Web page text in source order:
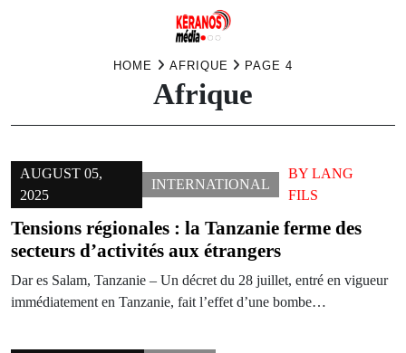
HOME AFRIQUE PAGE 4
Afrique
AUGUST 05,
2025
INTERNATIONAL
BYLANG
FILS
Tensions régionales : la Tanzanie ferme des
secteurs d’activités aux étrangers
Dar es Salam, Tanzanie – Un décret du 28 juillet, entré en vigueur
immédiatement en Tanzanie, fait l’effet d’une bombe…